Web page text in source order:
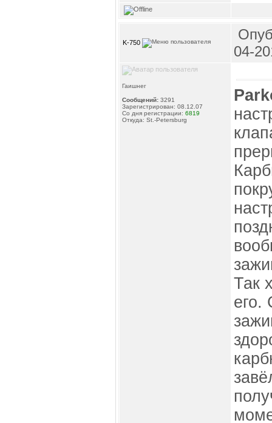
K-750
04-
Гаишнег
Сообщений: 3291
Зарегистрирован: 08.12.07
Со дня регистрации: 6819
Откуда: St.-Petersburg
Так
его.